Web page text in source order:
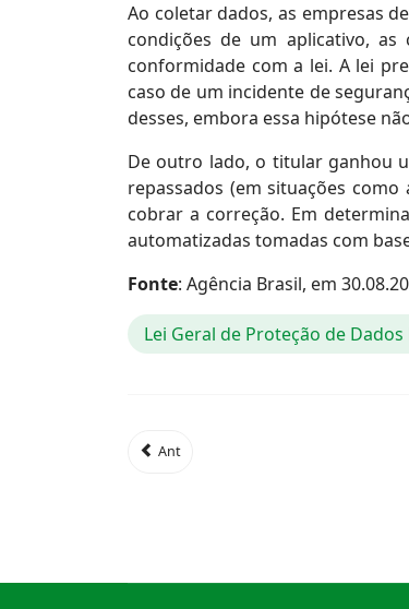
Ao coletar dados, as empresas
condições de um aplicativo,
conformidade com a lei. A lei
caso de um incidente de
desses, embora essa hipótese
De outro lado, o titular ganhou
repassados (em situações
cobrar a correção. Em
automatizadas tomadas com
Fonte: Agência Brasil, em
Lei Geral de Proteção de Dados
Ant